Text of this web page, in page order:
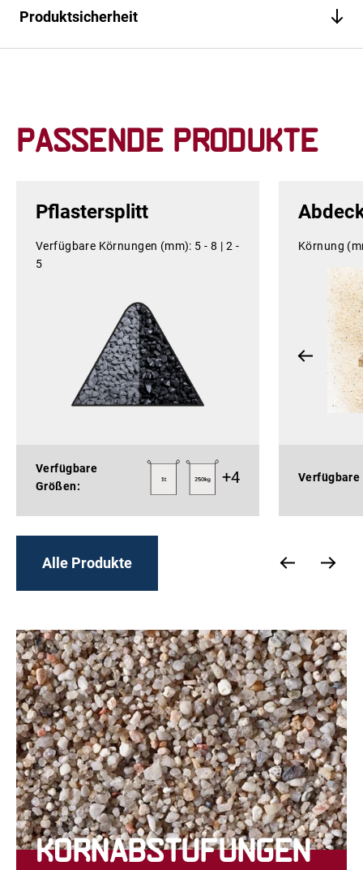
Produktsicherheit
Passende Produkte
Pflastersplitt
Verfügbare Körnungen (mm): 5 - 8 | 2 -
5
Verfügbare
Größen:
+4
Körnung
Verfügbare
Alle Produkte
Kornabstufungen